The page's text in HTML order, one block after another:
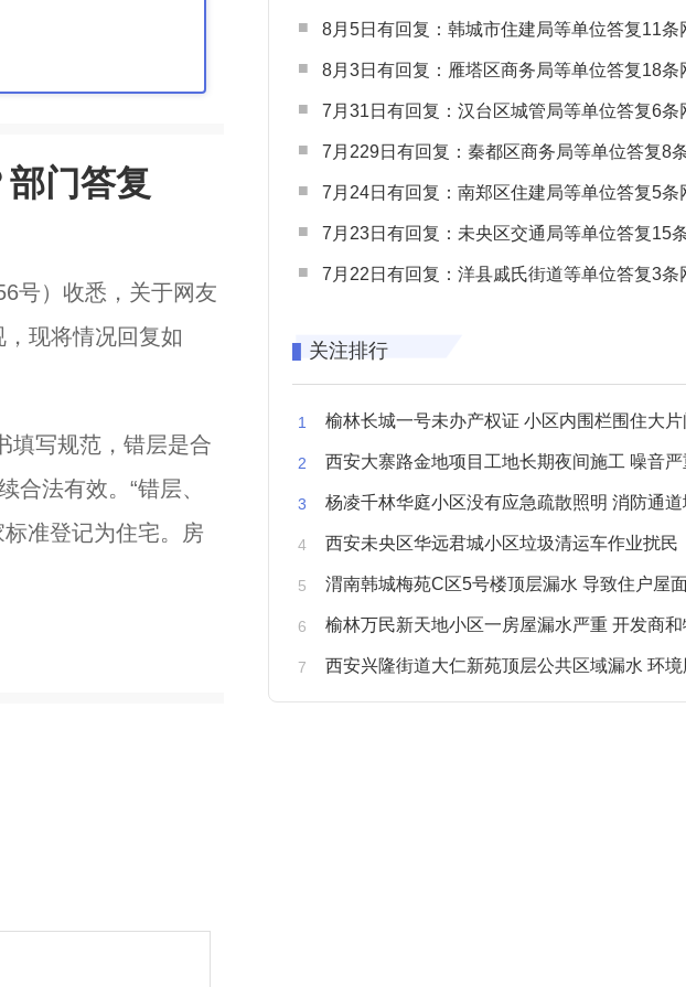
门答复
号）收悉，关于网友
，现将情况回复如
填写规范，错层是合
法有效。“错层、
准登记为住宅。房
8月5日有回复：韩城市住建局等单位答复11条网民
8月3日有回复：雁塔区商务局等单位答复18条网民
7月31日有回复：汉台区城管局等单位答复6条网民
7月229日有回复：秦都区商务局等单位答复8条网民
7月24日有回复：南郑区住建局等单位答复5条网民
7月23日有回复：未央区交通局等单位答复15条网民
7月22日有回复：洋县戚氏街道等单位答复3条网民
关注排行
榆林长城一号未办产权证 小区内围栏围住大片闲置
西安大寨路金地项目工地长期夜间施工 噪音严重
杨凌千林华庭小区没有应急疏散照明 消防通
西安未央区华远君城小区垃圾清运车作业扰民
渭南韩城梅苑C区5号楼顶层漏水 导致住户屋面被
榆林万民新天地小区一房屋漏水严重 开发商和物业不予
西安兴隆街道大仁新苑顶层公共区域漏水 环